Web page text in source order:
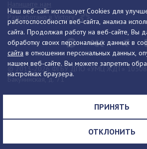
Наш веб-сайт использует Cookies для
работоспособности веб-сайта, анализа
сайта. Продолжая работу на веб-сайте, Вы
обработку своих персональных данных в
сайта в отношении персональных данных,
нашем веб-сайте. Вы можете запретить
настройках браузера.
ПРИНЯТЬ
ОТКЛОНИТЬ
© 2013-2026 ФГБУ ДПО «УМЦ ЖДТ»
Бакунинская, д. 71
Телефон:8 (495) 739-00-30
Разработано в Victory